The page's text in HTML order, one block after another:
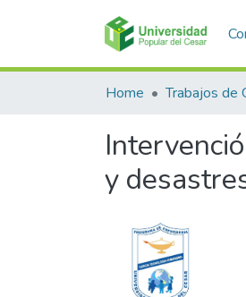
Home
y